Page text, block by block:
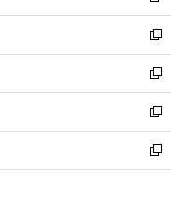
開
く
ウ
で
開
く
ン
ド
ウ
で
開
く
ウ
ィ
ン
ド
ウ
で
開
く
し
い
ウ
ィ
ン
ド
ウ
で
開
新
し
い
ウ
ィ
ン
ド
ウ
新
し
い
ウ
ィ
ン
新
し
い
ウ
新
し